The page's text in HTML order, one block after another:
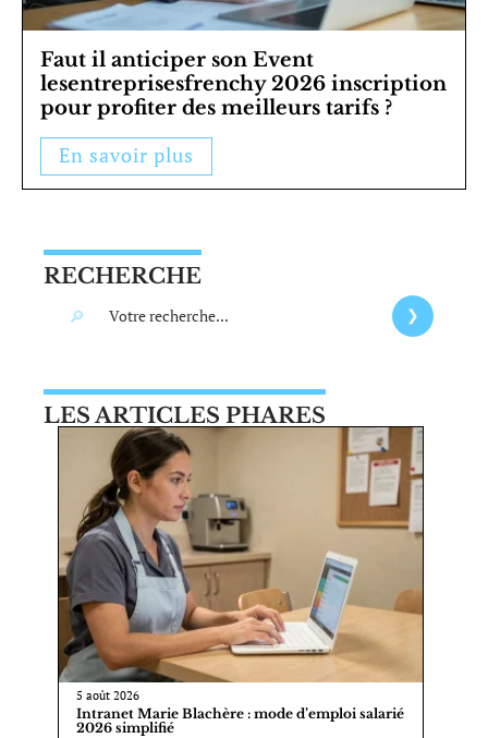
Faut il anticiper son Event
lesentreprisesfrenchy 2026 inscription
pour profiter des meilleurs tarifs ?
En savoir plus
RECHERCHE
LES ARTICLES PHARES
5 août 2026
Intranet Marie Blachère : mode d’emploi salarié
2026 simplifié